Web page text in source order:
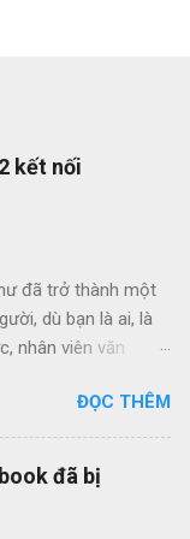
kết nối
đã trở thành một
dù bạn là ai, là
nhân viên văn
và gắn kết với chiếc
laptop còn có
trọng, trong đó
đích khác, tai
dụng dành cho
ĐỌC THÊM
đã bị